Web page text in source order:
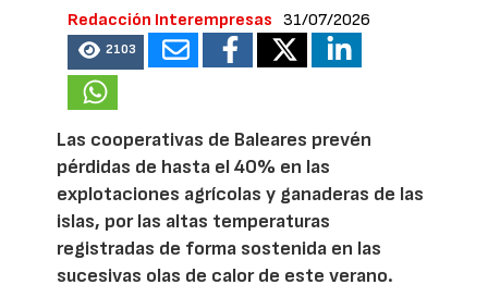
Redacción Interempresas 31/07/2026
2103
Las cooperativas de Baleares prevén
pérdidas de hasta el 40% en las
explotaciones agrícolas y ganaderas de las
islas, por las altas temperaturas
registradas de forma sostenida en las
sucesivas olas de calor de este verano.